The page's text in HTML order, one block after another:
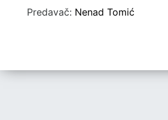
Predavač: Nenad Tomić